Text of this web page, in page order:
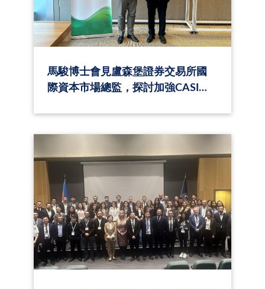
馬駿博士會見盧森堡證券交易所國
際資本市場總監，探討加強CASI與